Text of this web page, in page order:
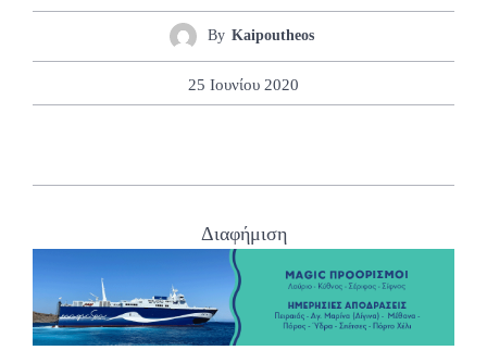
By Kaipoutheos
25 Ιουνίου 2020
Διαφήμιση